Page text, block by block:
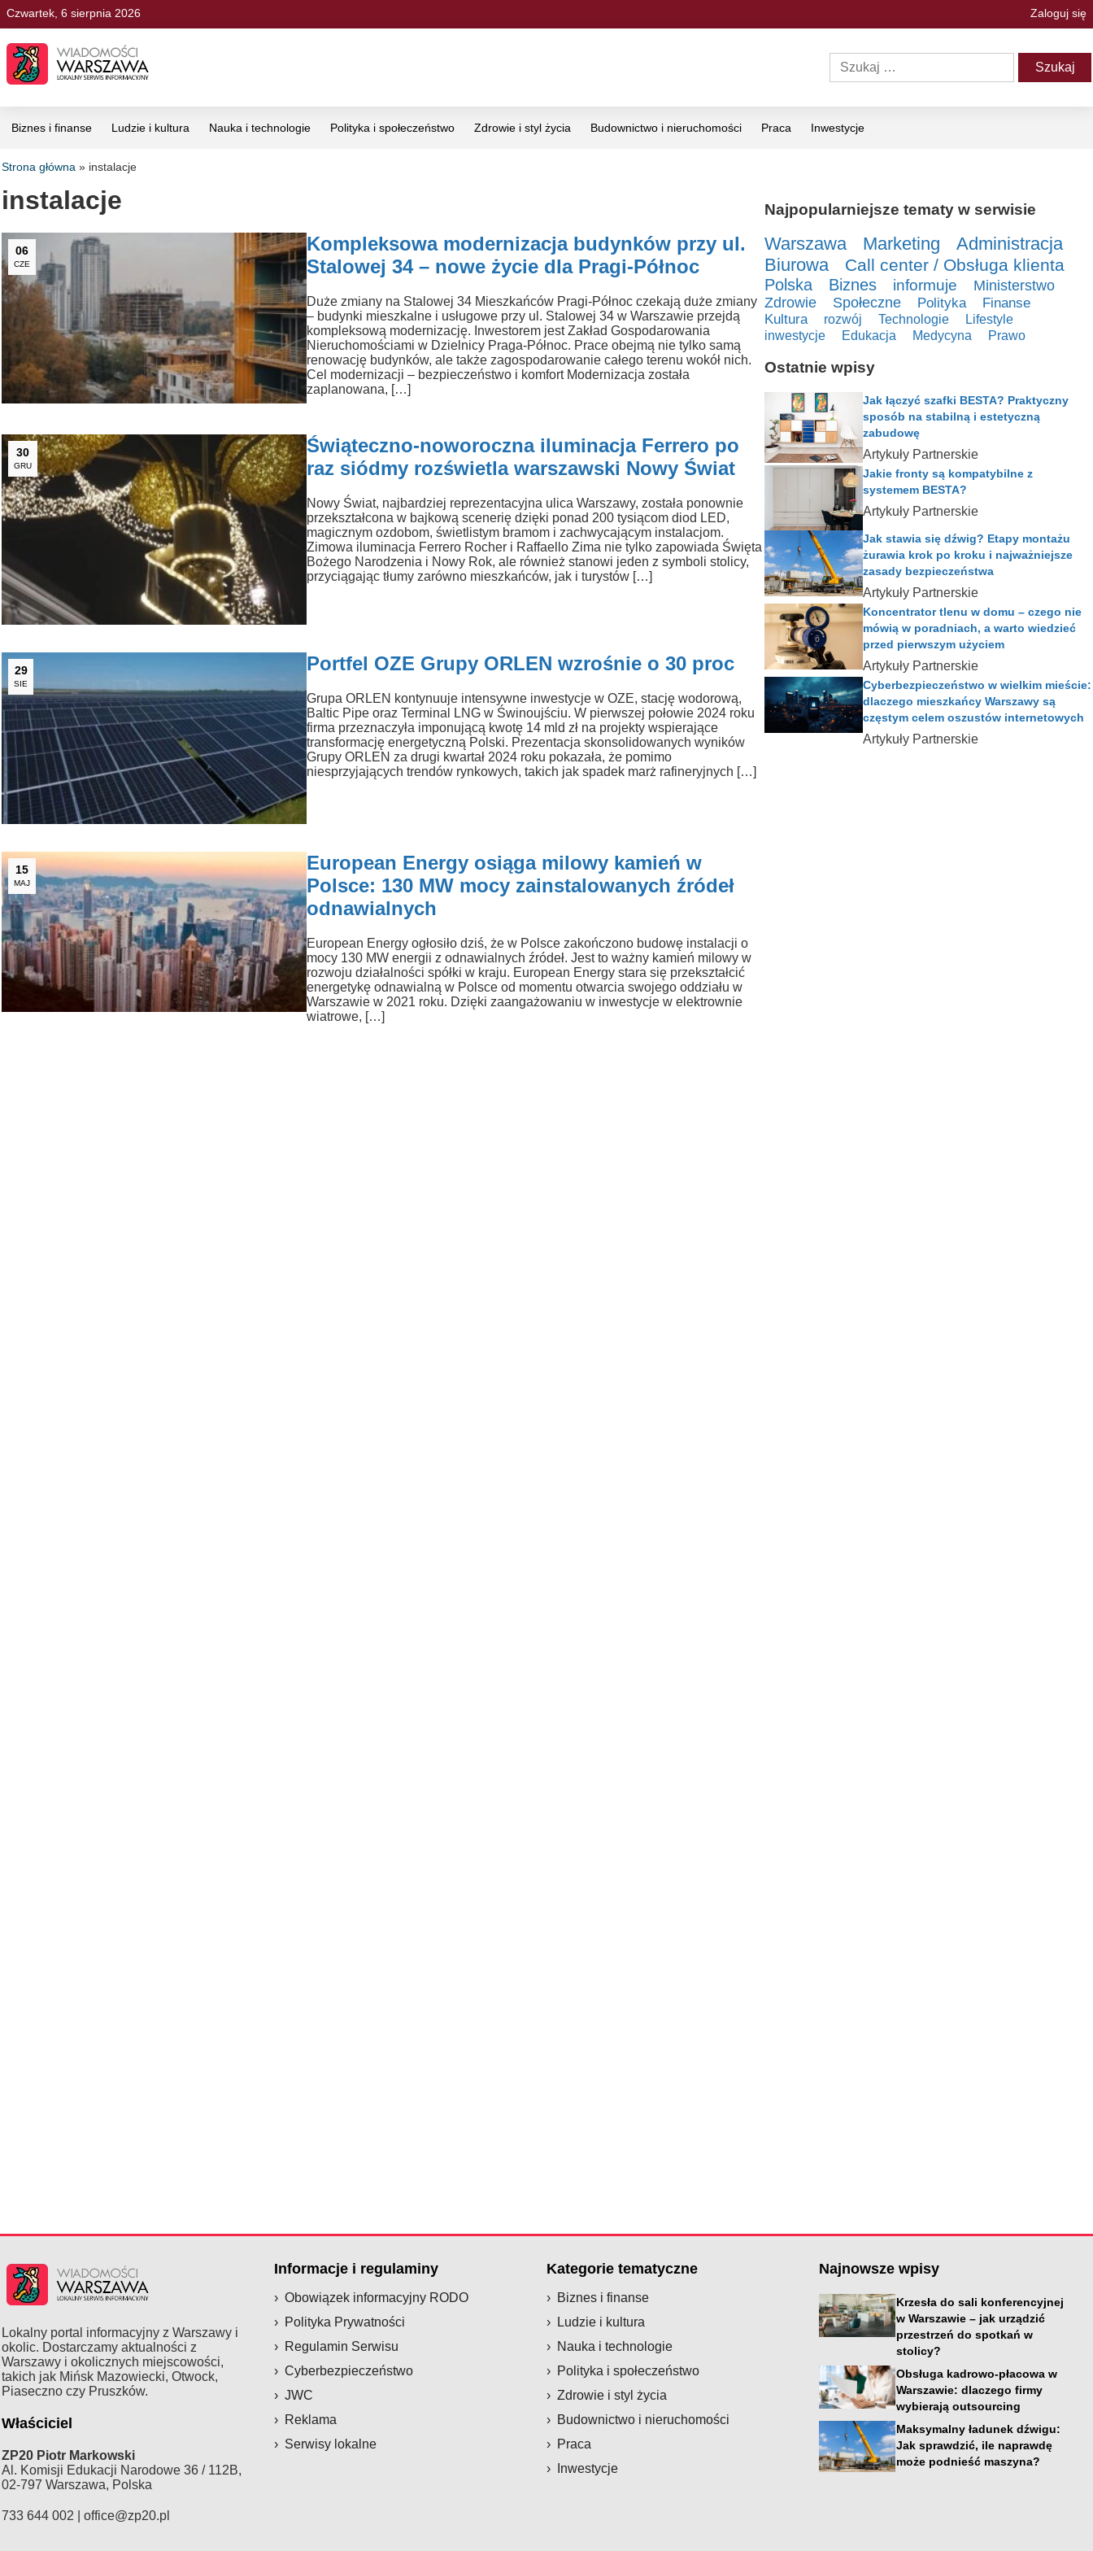
Czwartek, 6 sierpnia 2026 Zaloguj się
Biznes i finanse Ludzie i kultura Nauka i technologie Polityka i społeczeństwo Zdrowie i styl życia Budownictwo i nieruchomości Praca Inwestycje
Strona główna » instalacje
instalacje
06
CZE
Kompleksowa modernizacja budynków przy ul.
Stalowej 34 – nowe życie dla Pragi-Północ
Duże zmiany na Stalowej 34 Mieszkańców Pragi-Północ czekają duże zmiany
– budynki mieszkalne i usługowe przy ul. Stalowej 34 w Warszawie przejdą
kompleksową modernizację. Inwestorem jest Zakład Gospodarowania
Nieruchomościami w Dzielnicy Praga-Północ. Prace obejmą nie tylko samą
renowację budynków, ale także zagospodarowanie całego terenu wokół nich.
Cel modernizacji – bezpieczeństwo i komfort Modernizacja została
zaplanowana, […]
30
GRU
Świąteczno-noworoczna iluminacja Ferrero po
raz siódmy rozświetla warszawski Nowy Świat
Nowy Świat, najbardziej reprezentacyjna ulica Warszawy, została ponownie
przekształcona w bajkową scenerię dzięki ponad 200 tysiącom diod LED,
magicznym ozdobom, świetlistym bramom i zachwycającym instalacjom.
Zimowa iluminacja Ferrero Rocher i Raffaello Zima nie tylko zapowiada Święta
Bożego Narodzenia i Nowy Rok, ale również stanowi jeden z symboli stolicy,
przyciągając tłumy zarówno mieszkańców, jak i turystów […]
29
SIE
Portfel OZE Grupy ORLEN wzrośnie o 30 proc
Grupa ORLEN kontynuuje intensywne inwestycje w OZE, stację wodorową,
Baltic Pipe oraz Terminal LNG w Świnoujściu. W pierwszej połowie 2024 roku
firma przeznaczyła imponującą kwotę 14 mld zł na projekty wspierające
transformację energetyczną Polski. Prezentacja skonsolidowanych wyników
Grupy ORLEN za drugi kwartał 2024 roku pokazała, że pomimo
niesprzyjających trendów rynkowych, takich jak spadek marż rafineryjnych […]
15
MAJ
European Energy osiąga milowy kamień w
Polsce: 130 MW mocy zainstalowanych źródeł
odnawialnych
European Energy ogłosiło dziś, że w Polsce zakończono budowę instalacji o
mocy 130 MW energii z odnawialnych źródeł. Jest to ważny kamień milowy w
rozwoju działalności spółki w kraju. European Energy stara się przekształcić
energetykę odnawialną w Polsce od momentu otwarcia swojego oddziału w
Warszawie w 2021 roku. Dzięki zaangażowaniu w inwestycje w elektrownie
wiatrowe, […]
Najpopularniejsze tematy w serwisie
Warszawa Marketing
Administracja
Biurowa
Call center / Obsługa klienta
Polska Biznes informuje Ministerstwo
Zdrowie Społeczne Polityka
Finanse
Kultura
rozwój Technologie
Lifestyle
inwestycje
Edukacja Medycyna Prawo
Ostatnie wpisy
Artykuły Partnerskie
Jak łączyć szafki BESTA? Praktyczny
sposób na stabilną i estetyczną
zabudowę
Artykuły Partnerskie
Jakie fronty są kompatybilne z
systemem BESTA?
Artykuły Partnerskie
Jak stawia się dźwig? Etapy montażu
żurawia krok po kroku i najważniejsze
zasady bezpieczeństwa
Artykuły Partnerskie
Koncentrator tlenu w domu – czego nie
mówią w poradniach, a warto wiedzieć
przed pierwszym użyciem
Artykuły Partnerskie
Cyberbezpieczeństwo w wielkim mieście:
dlaczego mieszkańcy Warszawy są
częstym celem oszustów internetowych
Lokalny portal informacyjny z Warszawy i
okolic. Dostarczamy aktualności z
Warszawy i okolicznych miejscowości,
takich jak Mińsk Mazowiecki, Otwock,
Piaseczno czy Pruszków.
Właściciel
ZP20 Piotr Markowski
Al. Komisji Edukacji Narodowe 36 / 112B,
02-797 Warszawa, Polska
733 644 002 | office@zp20.pl
Informacje i regulaminy
Obowiązek informacyjny RODO
Polityka Prywatności
Regulamin Serwisu
Cyberbezpieczeństwo
JWC
Reklama
Serwisy lokalne
Kategorie tematyczne
Biznes i finanse
Ludzie i kultura
Nauka i technologie
Polityka i społeczeństwo
Zdrowie i styl życia
Budownictwo i nieruchomości
Praca
Inwestycje
Najnowsze wpisy
Krzesła do sali konferencyjnej
w Warszawie – jak urządzić
przestrzeń do spotkań w
stolicy?
Obsługa kadrowo-płacowa w
Warszawie: dlaczego firmy
wybierają outsourcing
Maksymalny ładunek dźwigu:
Jak sprawdzić, ile naprawdę
może podnieść maszyna?